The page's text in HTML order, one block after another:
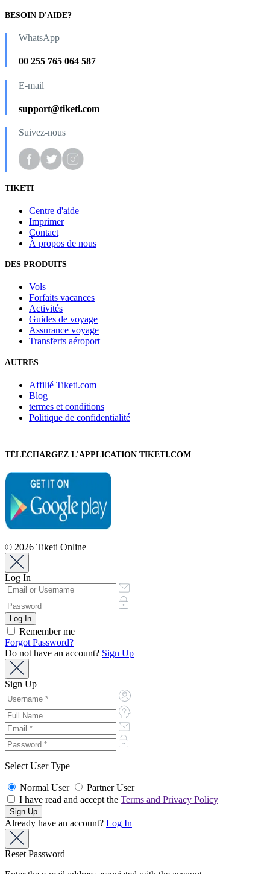
BESOIN D'AIDE?
WhatsApp
00 255 765 064 587
E-mail
support@tiketi.com
Suivez-nous
TIKETI
Centre d'aide
Imprimer
Contact
À propos de nous
DES PRODUITS
Vols
Forfaits vacances
Activités
Guides de voyage
Assurance voyage
Transferts aéroport
AUTRES
Affilié Tiketi.com
Blog
termes et conditions
Politique de confidentialité
TÉLÉCHARGEZ L'APPLICATION TIKETI.COM
© 2026 Tiketi Online
Log In
Remember me
Forgot Password?
Do not have an account? Sign Up
Sign Up
Select User Type
Normal User
Partner User
I have read and accept the Terms and Privacy Policy
Already have an account? Log In
Reset Password